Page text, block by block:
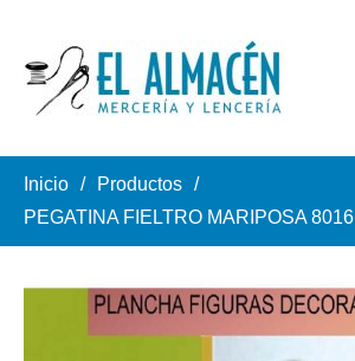
Inicio
Productos
PEGATINA FIELTRO MARIPOSA 8016